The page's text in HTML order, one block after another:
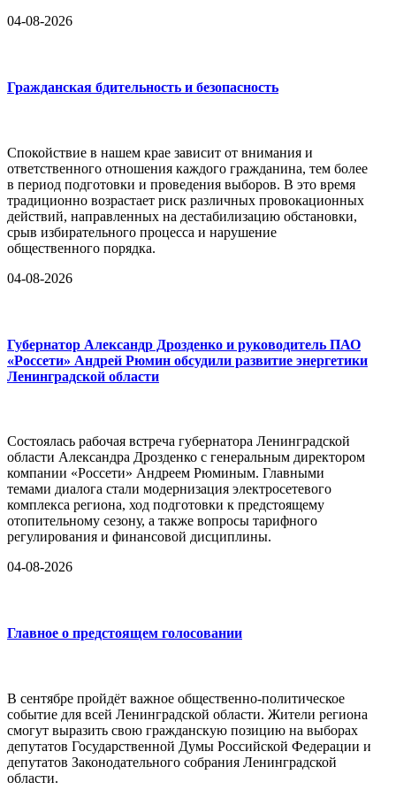
04-08-2026
Гражданская бдительность и безопасность
Спокойствие в нашем крае зависит от внимания и
ответственного отношения каждого гражданина, тем более
в период подготовки и проведения выборов. В это время
традиционно возрастает риск различных провокационных
действий, направленных на дестабилизацию обстановки,
срыв избирательного процесса и нарушение
общественного порядка.
04-08-2026
Губернатор Александр Дрозденко и руководитель ПАО
«Россети» Андрей Рюмин обсудили развитие энергетики
Ленинградской области
Состоялась рабочая встреча губернатора Ленинградской
области Александра Дрозденко с генеральным директором
компании «Россети» Андреем Рюминым. Главными
темами диалога стали модернизация электросетевого
комплекса региона, ход подготовки к предстоящему
отопительному сезону, а также вопросы тарифного
регулирования и финансовой дисциплины.
04-08-2026
Главное о предстоящем голосовании
В сентябре пройдёт важное общественно-политическое
событие для всей Ленинградской области. Жители региона
смогут выразить свою гражданскую позицию на выборах
депутатов Государственной Думы Российской Федерации и
депутатов Законодательного собрания Ленинградской
области.